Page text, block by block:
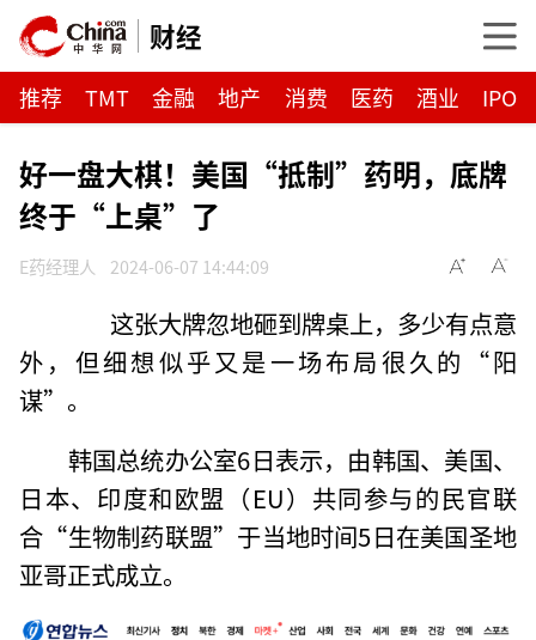
财经
推荐 TMT 金融 地产 消费 医药 酒业 IPO
好一盘大棋！美国“抵制”药明，底牌
终于“上桌”了
E药经理人 2024-06-07 14:44:09
这张大牌忽地砸到牌桌上，多少有点意
外，但细想似乎又是一场布局很久的“阳
谋”。
韩国总统办公室6日表示，由韩国、美国、
日本、印度和欧盟（EU）共同参与的民官联
合“生物制药联盟”于当地时间5日在美国圣地
亚哥正式成立。